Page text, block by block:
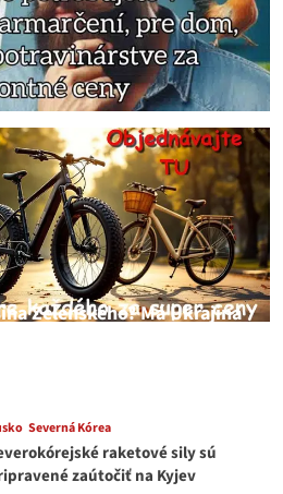
Zelenského? Má Ukrajina
Severná Kórea
raketové sily sú
zaútočiť na Kyjev